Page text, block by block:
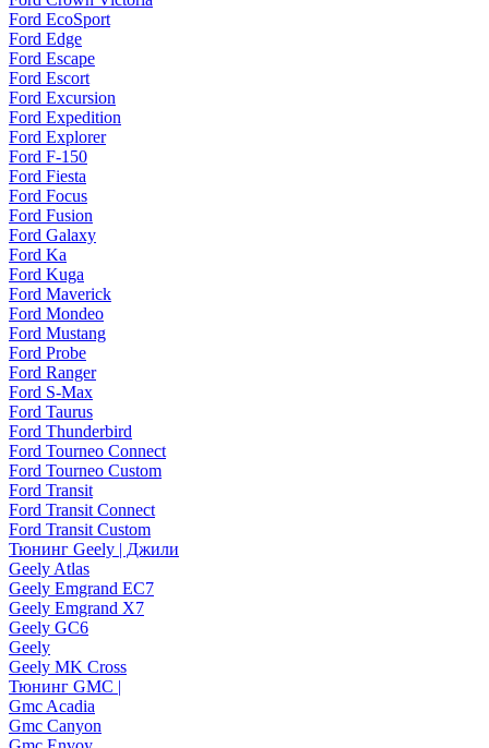
Ford EcoSport
Ford Edge
Ford Escape
Ford Escort
Ford Excursion
Ford Expedition
Ford Explorer
Ford F-150
Ford Fiesta
Ford Focus
Ford Fusion
Ford Galaxy
Ford Ka
Ford Kuga
Ford Maverick
Ford Mondeo
Ford Mustang
Ford Probe
Ford Ranger
Ford S-Max
Ford Taurus
Ford Thunderbird
Ford Tourneo Connect
Ford Tourneo Custom
Ford Transit
Ford Transit Connect
Ford Transit Custom
Тюнинг Geely | Джили
Geely Atlas
Geely Emgrand EC7
Geely Emgrand X7
Geely GC6
Geely
Geely MK Cross
Тюнинг GMC |
Gmc Acadia
Gmc Canyon